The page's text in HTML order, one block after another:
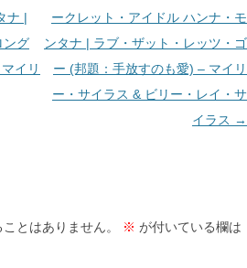
ナ |
ング
イリ
ークレット・アイドル ハンナ・モ
ンタナ | ラブ・ザット・レッツ・ゴ
ー (邦題：手放すのも愛) – マイリ
ー・サイラス & ビリー・レイ・サ
イラス →
とはありません。 ※ が付いている欄は